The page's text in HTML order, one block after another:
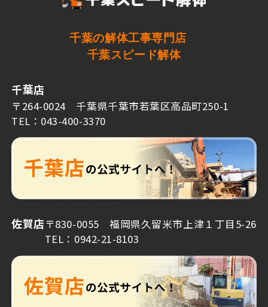
千葉の解体工事専門店
千葉スピード解体
千葉店
〒264-0024 千葉県千葉市若葉区高品町250-1
TEL：043-400-3370
佐賀店〒830-0055 福岡県久留米市上津１丁目5-26
TEL：0942-21-8103